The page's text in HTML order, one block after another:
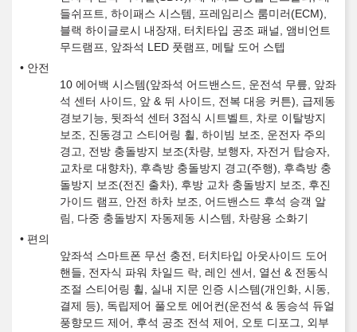
들쉬프트, 하이패스 시스템, 프레임리스 룸미러(ECM),
블랙 하이글로시 내장재, 터치타입 공조 패널, 앰비언트
무드램프, 앞좌석 LED 풋램프, 메탈 도어 스텝
안전
10 에어백 시스템(앞좌석 어드밴스드, 운전석 무릎, 앞좌
석 센터 사이드, 앞 & 뒤 사이드, 전복 대응 커튼), 급제동
경보기능, 뒷좌석 센터 3점식 시트벨트, 차로 이탈방지
보조, 진동경고 스티어링 휠, 하이빔 보조, 운전자 주의
경고, 전방 충돌방지 보조(차량, 보행자, 자전거 탑승자,
교차로 대향차), 후측방 충돌방지 경고(주행), 후측방 충
돌방지 보조(전진 출차), 후방 교차 충돌방지 보조, 후진
가이드 램프, 안전 하차 보조, 어드밴스드 후석 승객 알
림, 다중 충돌방지 자동제동 시스템, 차량용 소화기
편의
앞좌석 스마트폰 무선 충전, 터치타입 아웃사이드 도어
핸들, 전자식 파워 차일드 락, 레인 센서, 열선 & 전동식
조절 스티어링 휠, 실내 지문 인증 시스템(개인화, 시동,
결제 등), 독립제어 풀오토 에어컨(운전석 & 동승석 듀얼
풍향모드 제어, 후석 공조 전석 제어, 오토 디포그, 외부